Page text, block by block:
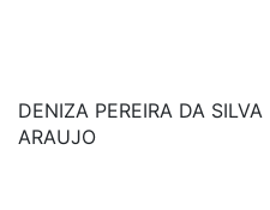
DENIZA PEREIRA DA SILVA
ARAUJO